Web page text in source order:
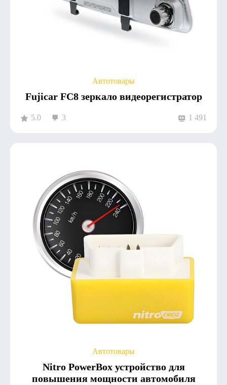
Автотовары
Fujicar FC8 зеркало видеорегистратор
5.0 3 1 491
Автотовары
Nitro PowerBox устройство для
повышения мощности автомобиля